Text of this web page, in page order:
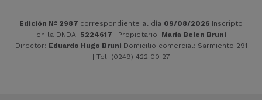
Edición Nº 2987 correspondiente al día 09/08/2026 Inscripto
en la DNDA: 5224617 | Propietario: María Belen Bruni
Director: Eduardo Hugo Bruni Domicilio comercial: Sarmiento 291
| Tel: (0249) 422 00 27